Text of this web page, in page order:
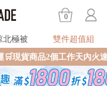
0
北極被
雙件超值組
品2個工作天內火速寄出🚚